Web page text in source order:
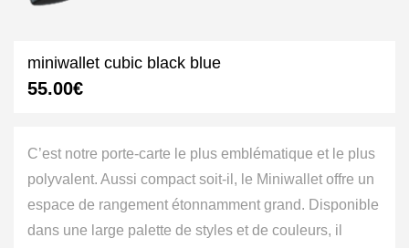
miniwallet cubic black blue
55.00€
C’est notre porte-carte le plus emblématique et le plus
polyvalent. Aussi compact soit-il, le Miniwallet offre un
espace de rangement étonnamment grand. Disponible
dans une large palette de styles et de couleurs, il